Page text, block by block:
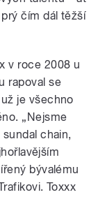
čím dál těžší
v roce 2008 u
rapoval se
je všechno
„Nejsme
chain,
bývalému
Toxxx